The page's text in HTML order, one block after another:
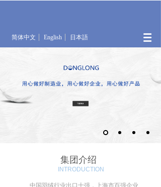
简体中文 English 日本語
集团介绍
INTRODUCTION
中国羽绒行业出口十强，上海市百强企业